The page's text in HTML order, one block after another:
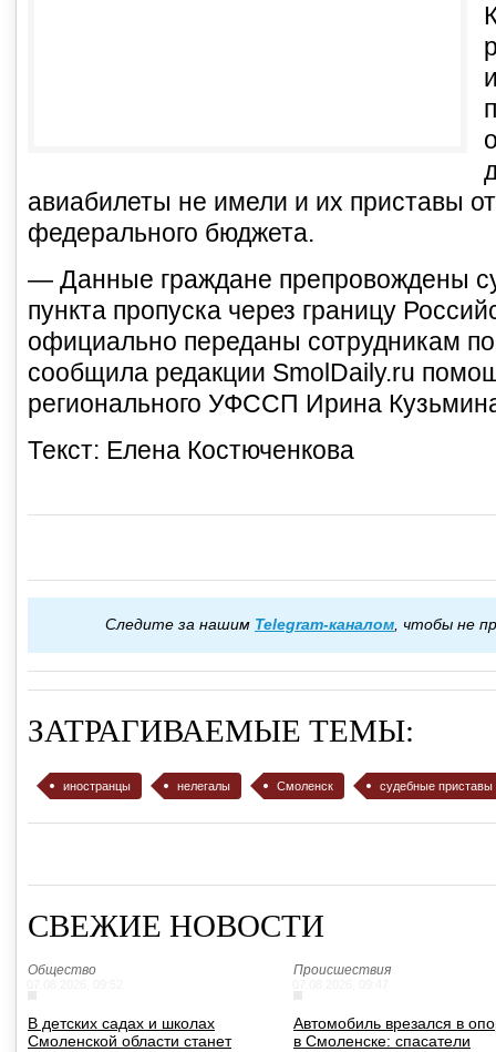
авиабилеты не имели и их приставы
федерального бюджета.
— Данные граждане препровождены
пункта пропуска через границу
официально переданы сотрудникам
сообщила редакции SmolDaily.ru
регионального УФССП Ирина
Текст: Елена Костюченкова
Следите за нашим Telegram-каналом , чтобы не
ЗАТРАГИВАЕМЫЕ ТЕМЫ:
иностранцы нелегалы Смоленск судебные приставы
СВЕЖИЕ НОВОСТИ
Общество
В детских садах и школах
Смоленской области станет
Происшествия
Автомобиль врезался в
в Смоленске: спасатели